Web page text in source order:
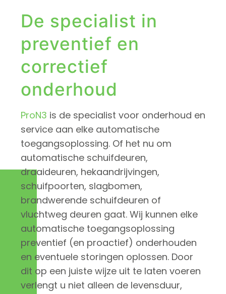
De specialist in
preventief en
correctief
onderhoud
ProN3 is de specialist voor onderhoud en
service aan elke automatische
toegangsoplossing. Of het nu om
automatische schuifdeuren,
draaideuren, hekaandrijvingen,
schuifpoorten, slagbomen,
brandwerende schuifdeuren of
vluchtweg deuren gaat. Wij kunnen elke
automatische toegangsoplossing
preventief (en proactief) onderhouden
en eventuele storingen oplossen. Door
dit op een juiste wijze uit te laten voeren
verlengt u niet alleen de levensduur,